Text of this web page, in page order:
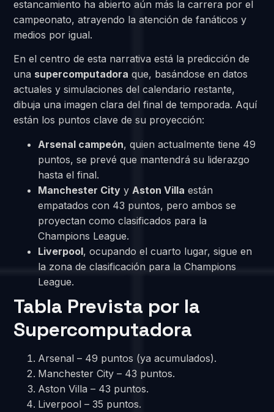
estancamiento ha abierto aún más la carrera por el
campeonato, atrayendo la atención de fanáticos y
medios por igual.
En el centro de esta narrativa está la predicción de
una supercomputadora que, basándose en datos
actuales y simulaciones del calendario restante,
dibuja una imagen clara del final de temporada. Aquí
están los puntos clave de su proyección:
Arsenal campeón, quien actualmente tiene 49
puntos, se prevé que mantendrá su liderazgo
hasta el final.
Manchester City y Aston Villa están
empatados con 43 puntos, pero ambos se
proyectan como clasificados para la
Champions League.
Liverpool, ocupando el cuarto lugar, sigue en
la zona de clasificación para la Champions
League.
Tabla Prevista por la
Supercomputadora
Arsenal – 49 puntos (ya acumulados).
Manchester City – 43 puntos.
Aston Villa – 43 puntos.
Liverpool – 35 puntos.